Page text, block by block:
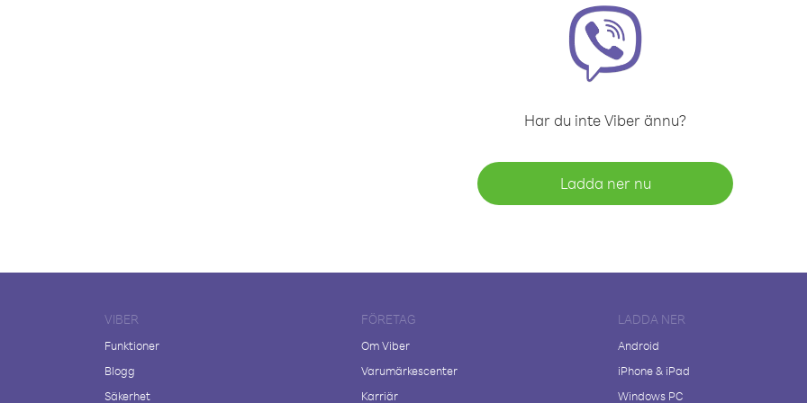
Har du inte Viber ännu?
Ladda ner nu
VIBER
Funktioner
Blogg
Säkerhet
FÖRETAG
Om Viber
Varumärkescenter
Karriär
LADDA NER
Android
iPhone & iPad
Windows PC